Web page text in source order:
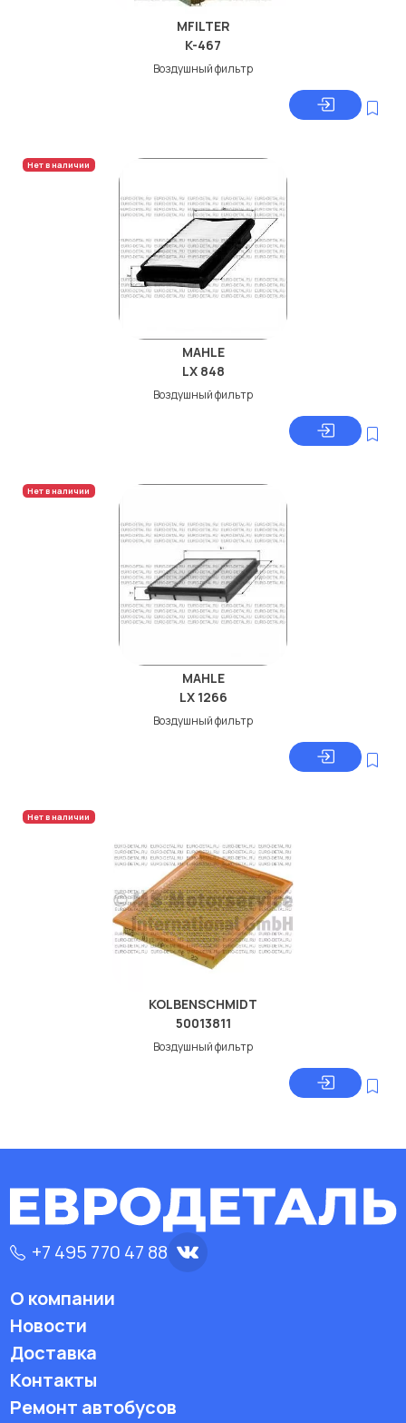
MFILTER
K-467
Воздушный фильтр
Нет в наличии
MAHLE
LX 848
Воздушный фильтр
Нет в наличии
MAHLE
LX 1266
Воздушный фильтр
Нет в наличии
KOLBENSCHMIDT
50013811
Воздушный фильтр
+7 495 770 47 88
О компании
Новости
Доставка
Контакты
Ремонт автобусов